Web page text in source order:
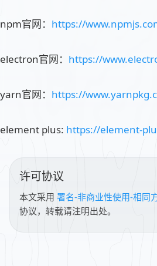
npm官网： https://
electron官网： https://
yarn官网： https://
element plus: https://element-
许可协议
本文采用 署名-非商业性使用-相同
协议，转载请注明出处。